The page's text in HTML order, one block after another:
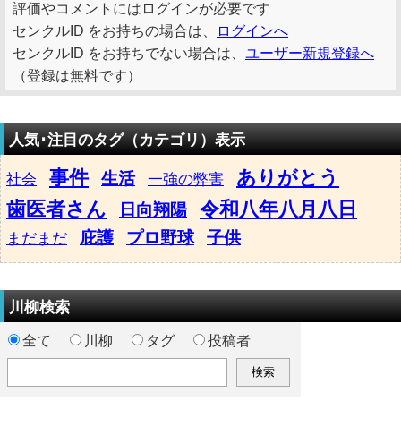
評価やコメントにはログインが必要です
センクルID をお持ちの場合は、
ログインへ
センクルID をお持ちでない場合は、 ユーザー新規登録へ
（登録は無料です）
人気･注目のタグ（カテゴリ）表示
社会 事件 生活 一強の弊害
ありがとう
歯医者さん
日向翔陽 令和八年八月八日
まだまだ 庇護 プロ野球 子供
川柳検索
全て 川柳 タグ 投稿者